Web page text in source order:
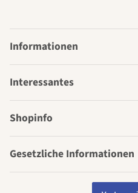
Informationen
Interessantes
Shopinfo
Gesetzliche Informationen